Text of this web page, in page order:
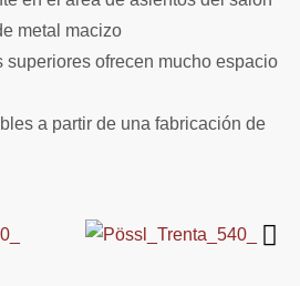
metal macizo
superiores ofrecen mucho espacio
a partir de una fabricación de